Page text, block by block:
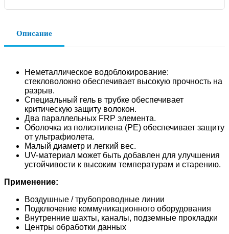
Описание
Неметаллическое водоблокирование:
стекловолокно обеспечивает высокую прочность на
разрыв.
Специальный гель в трубке обеспечивает
критическую защиту волокон.
Два параллельных FRP элемента.
Оболочка из полиэтилена (PE) обеспечивает защиту
от ультрафиолета.
Малый диаметр и легкий вес.
UV-материал может быть добавлен для улучшения
устойчивости к высоким температурам и старению.
Применение:
Воздушные / трубопроводные линии
Подключение коммуникационного оборудования
Внутренние шахты, каналы, подземные прокладки
Центры обработки данных